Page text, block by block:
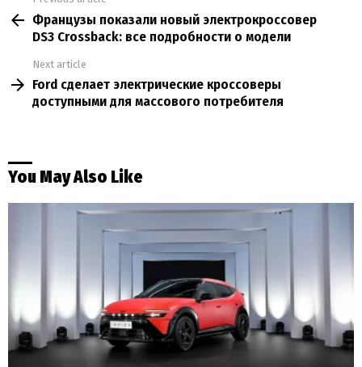
moreФранцузы показали новый электрокроссовер
DS3 Crossback: все подробности о модели
Next article
Ford сделает электрические кроссоверы
доступными для массового потребителя
You May Also Like